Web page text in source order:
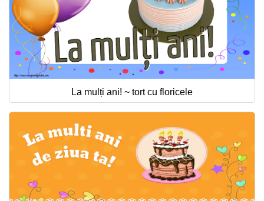
La mulți ani! ~ tort cu floricele